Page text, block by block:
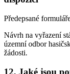
Předepsané
Návrh na vyřazení
územní odbor
žádosti.
12. Jaké jsou